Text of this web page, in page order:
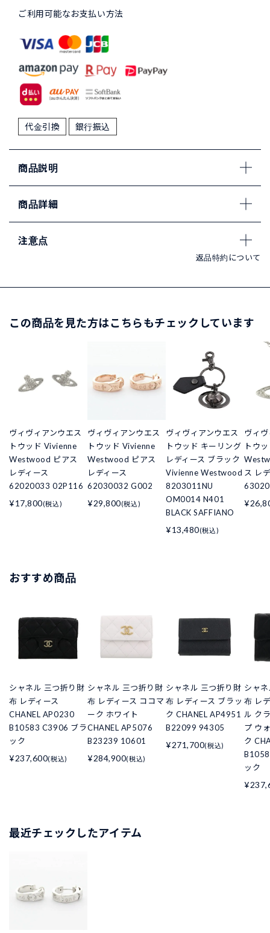
ご利用可能なお支払い方法
代金引換 銀行振込
商品説明
商品詳細
注意点
返品特約について
この商品を見た方はこちらもチェックしています
ヴィヴィアンウエス
トウッド Vivienne
Westwood ピアス
レディース
62020033 02P116
¥17,800(税込)
ヴィヴィアンウエス
トウッド Vivienne
Westwood ピアス
レディース
62030032 G002
¥29,800(税込)
ヴィヴィアンウエス
トウッド キーリング
レディース ブラック
Vivienne Westwood
8203011NU
OM0014 N401
BLACK SAFFIANO
¥13,480(税込)
ヴィ
トウ
ス レ
おすすめ商品
シャネル 三つ折り財
布 レディース
CHANEL AP0230
B10583 C3906 ブラ
ック
¥237,600(税込)
シャネル 三つ折り財
布 レディース ココマ
ーク ホワイト
CHANEL AP5076
B23239 10601
¥284,900(税込)
シャネル 三つ折り財
布 レディース ブラッ
ク CHANEL AP4951
B22099 94305
¥271,700(税込)
シャ
布 レ
ル ク
プ ウ
ク
ック
最近チェックしたアイテム